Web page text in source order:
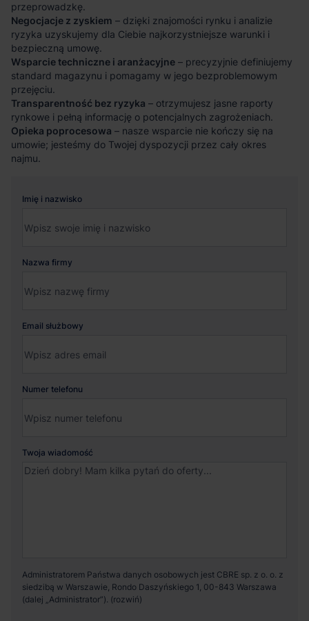
przeprowadzkę.
Negocjacje z zyskiem – dzięki znajomości rynku i analizie
ryzyka uzyskujemy dla Ciebie najkorzystniejsze warunki i
bezpieczną umowę.
Wsparcie techniczne i aranżacyjne – precyzyjnie definiujemy
standard magazynu i pomagamy w jego bezproblemowym
przejęciu.
Transparentność bez ryzyka – otrzymujesz jasne raporty
rynkowe i pełną informację o potencjalnych zagrożeniach.
Opieka poprocesowa – nasze wsparcie nie kończy się na
umowie; jesteśmy do Twojej dyspozycji przez cały okres
najmu.
Imię i nazwisko
Nazwa firmy
Email służbowy
Numer telefonu
Twoja wiadomość
Administratorem Państwa danych osobowych jest CBRE sp. z o. o. z
siedzibą w Warszawie, Rondo Daszyńskiego 1, 00-843 Warszawa
(dalej „Administrator”).